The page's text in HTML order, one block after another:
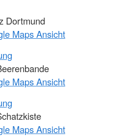
Dortmund
Maps Ansicht
Maps Ansicht
Maps Ansicht